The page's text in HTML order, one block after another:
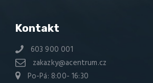
Kontakt
603 900 001
zakazky@acentrum.cz
Po-Pá: 8:00- 16:30